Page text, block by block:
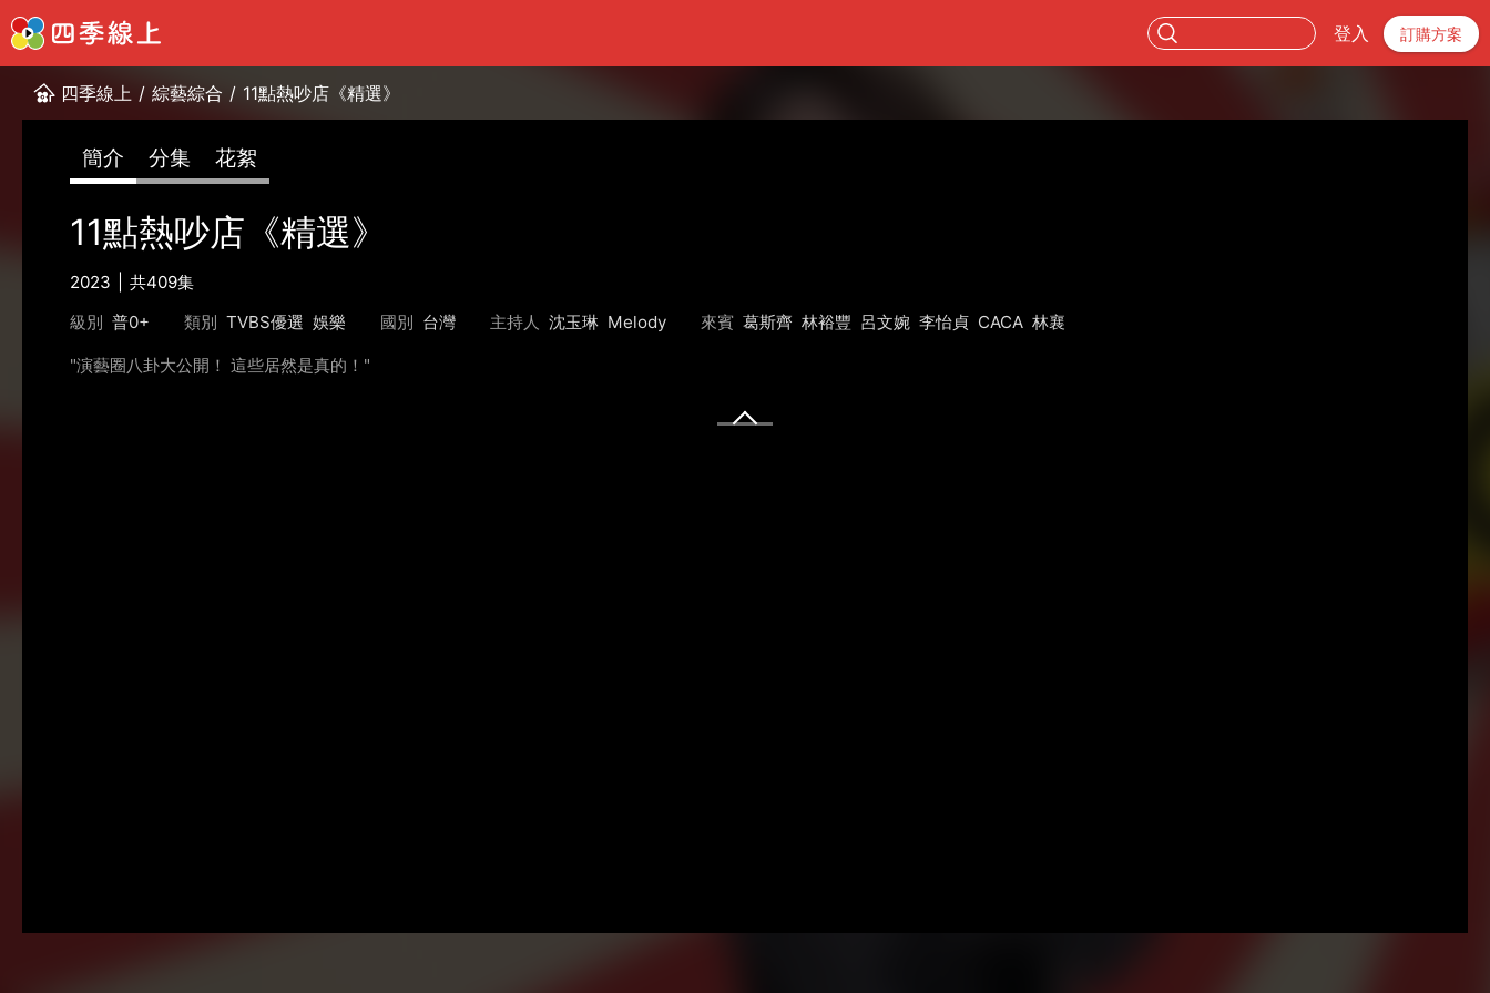
登入 訂購方案
四季線上 / 綜藝綜合 / 11點熱吵店《精選》
簡介 分集 花絮
11點熱吵店《精選》
2023
共409集
級別 普0+ 類別 TVBS優選 娛樂 國別 台灣 主持人 沈玉琳 Melody 來賓 葛斯齊 林裕豐 呂文婉 李怡貞 CACA 林襄
"演藝圈八卦大公開！ 這些居然是真的！"